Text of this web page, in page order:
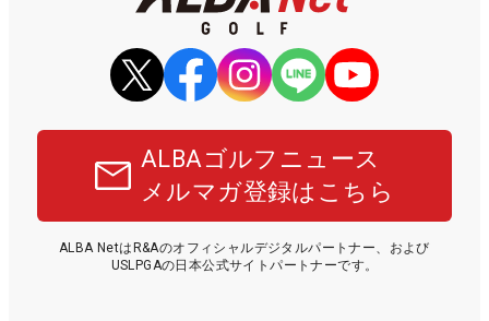
ALBAゴルフニュース
メルマガ登録はこちら
ALBA NetはR&Aのオフィシャルデジタルパートナー、および
USLPGAの日本公式サイトパートナーです。